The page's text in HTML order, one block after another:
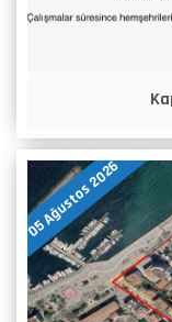
05 Ağustos 2026